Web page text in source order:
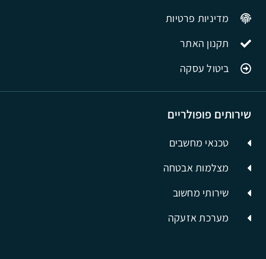
שירותים פופולריים
טכנאי מחשבים
מצלמות אבטחה
שירותי מחשוב
מערכת אזעקה
מדיניות פרטיות
תקנון האתר
ביטול עסקה